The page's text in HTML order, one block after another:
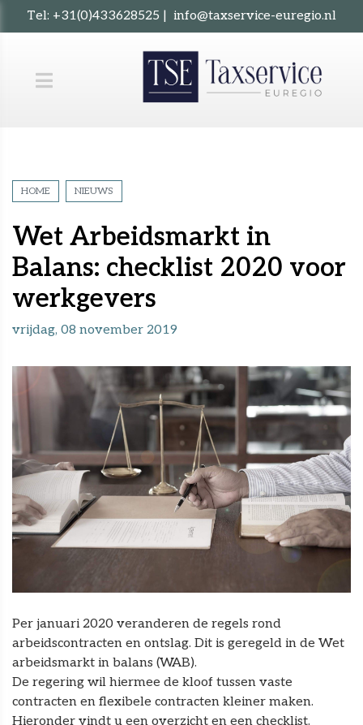
Tel: +31(0)433628525 | info@taxservice-euregio.nl
HOME NIEUWS
Wet Arbeidsmarkt in
Balans: checklist 2020 voor
werkgevers
vrijdag, 08 november 2019
Per januari 2020 veranderen de regels rond
arbeidscontracten en ontslag. Dit is geregeld in de Wet
arbeidsmarkt in balans (WAB).
De regering wil hiermee de kloof tussen vaste
contracten en flexibele contracten kleiner maken.
Hieronder vindt u een overzicht en een checklist.